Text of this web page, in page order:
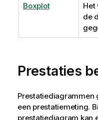
Boxplot
Het
de
Prestaties
Prestatiediagrammen
een prestatiemeting.
prestatiediagram kan